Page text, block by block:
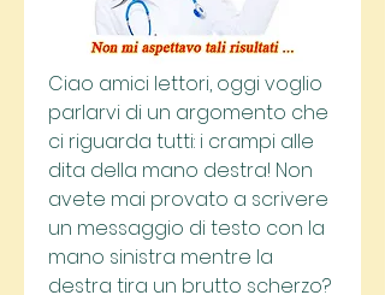
Ciao amici lettori, oggi voglio
parlarvi di un argomento che
ci riguarda tutti: i crampi alle
dita della mano destra! Non
avete mai provato a scrivere
un messaggio di testo con la
mano sinistra mentre la
destra tira un brutto scherzo?